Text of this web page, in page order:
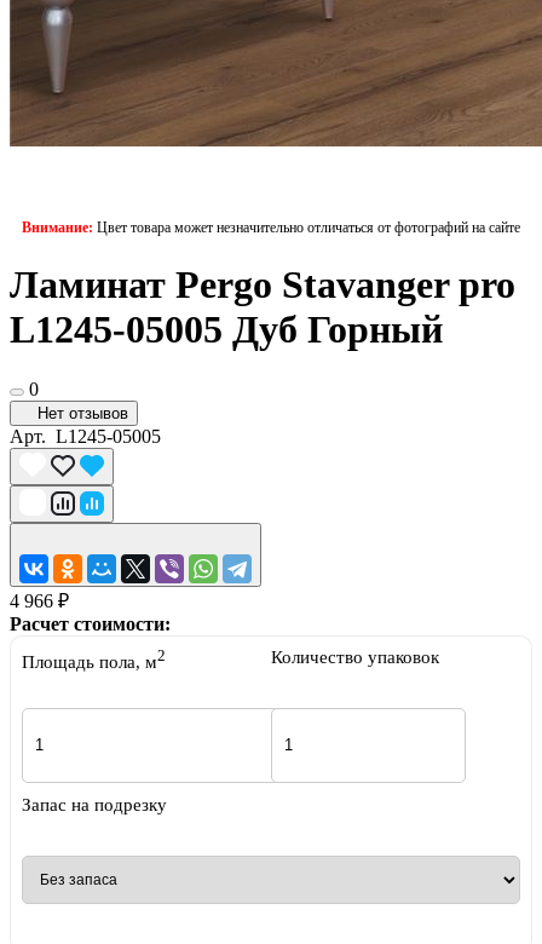
Внимание: Цвет товара может незначительно отличаться от фотографий на сайте
Ламинат Pergo Stavanger pro
L1245-05005 Дуб Горный
0
Нет отзывов
Арт. L1245-05005
4 966 ₽
Расчет стоимости:
Площадь пола, м2 Количество упаковок
Запас на подрезку